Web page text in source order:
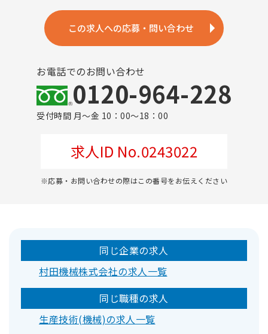
この求人への応募・問い合わせ
お電話でのお問い合わせ
0120-964-228
受付時間 月～金 10：00～18：00
求人ID No.0243022
※応募・お問い合わせの際はこの番号をお伝えください
同じ企業の求人
村田機械株式会社の求人一覧
同じ職種の求人
生産技術(機械)の求人一覧